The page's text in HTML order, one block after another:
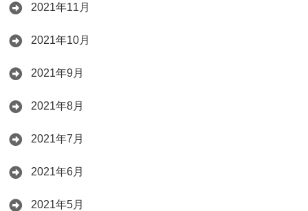
2021年11月
2021年10月
2021年9月
2021年8月
2021年7月
2021年6月
2021年5月